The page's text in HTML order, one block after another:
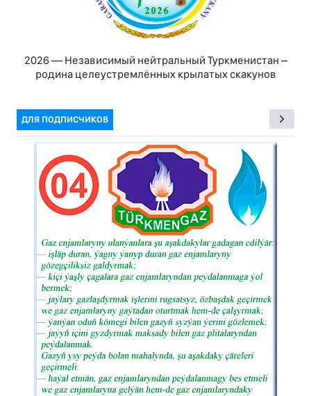
2026 — Независимый нейтральный Туркменистан –
родина целеустремлённых крылатых скакунов
ДЛЯ ПОДПИСЧИКОВ